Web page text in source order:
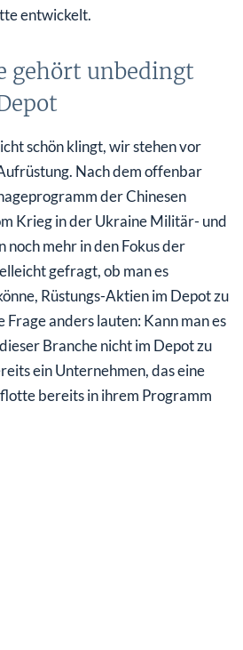
entwickelt.
gehört unbedingt
schön klingt, wir stehen vor
Nach dem offenbar
der Chinesen
Krieg in der Ukraine Militär- und
mehr in den Fokus der
gefragt, ob man es
Rüstungs-Aktien im Depot zu
Frage anders lauten: Kann man es
Branche nicht im Depot zu
ein Unternehmen, das eine
bereits in ihrem Programm